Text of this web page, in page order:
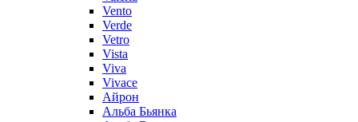
Vento
Verde
Vetro
Vista
Viva
Vivace
Айрон
Альба Бьянка